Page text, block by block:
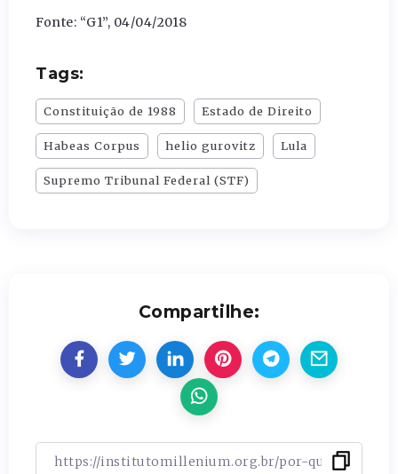
Fonte: “G1”, 04/04/2018
Tags:
Constituição de 1988 Estado de Direito
Habeas Corpus helio gurovitz Lula
Supremo Tribunal Federal (STF)
Compartilhe: